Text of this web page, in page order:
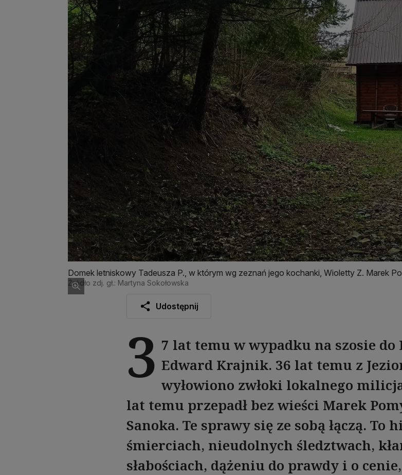
Domek letniskowy Tadeusza P., w którym wg zeznań jego kochanki, Wioletty Z. Marek
Źródło zdj. gł.: Martyna Sokołowska
Udostępnij
3 7 lat temu w wypadku na szosie do
Edward Krajnik. 36 lat temu z
wyłowiono zwłoki lokalnego
lat temu przepadł bez wieści Marek
Sanoka. Te sprawy się ze sobą łączą. To
śmierciach, nieudolnych śledztwach,
słabościach, dążeniu do prawdy i o